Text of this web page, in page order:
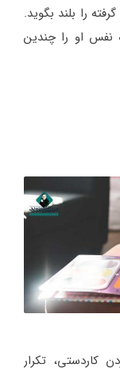
را بلند بگوید.
نفس او را چندین
کاردستی، تکرار